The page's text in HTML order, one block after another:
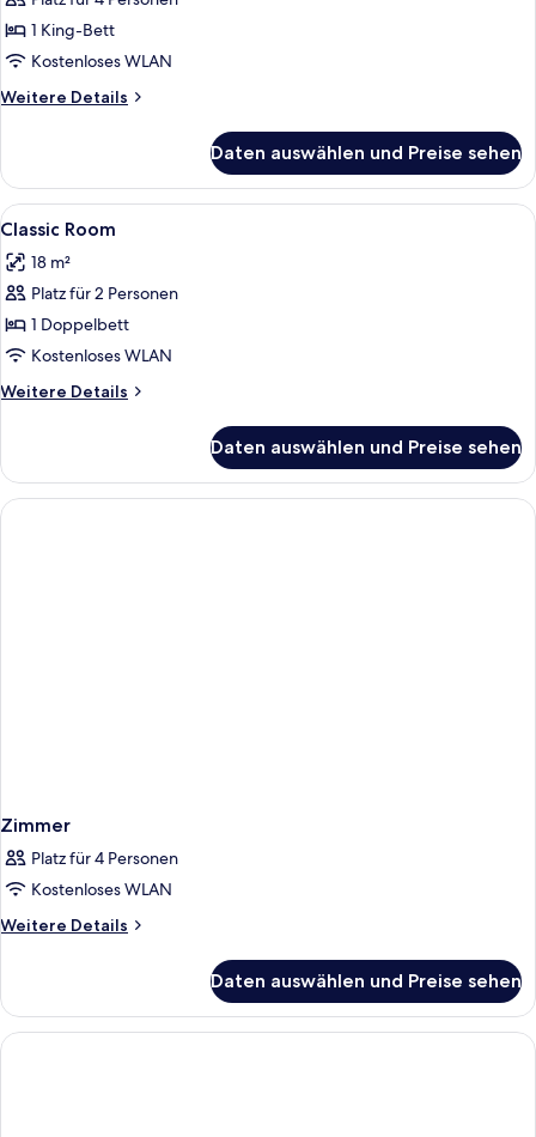
Gendarmenmarkt
anzeigen
1 King-Bett
Kostenloses WLAN
Weitere Details
Weitere
Suite
Gendarmenmarkt
Daten auswählen und Preise sehen
Alle
Fotos
für
Classic
Room
anzeigen
Ein Hotelzimmer mit Bett,
2
Classic Room
18 m²
Platz für 2 Personen
1 Doppelbett
Kostenloses WLAN
Weitere Details
Weitere
Room
Daten auswählen und Preise sehen
Zimmer
Platz für 4 Personen
Kostenloses WLAN
Weitere Details
Weitere
Daten auswählen und Preise sehen